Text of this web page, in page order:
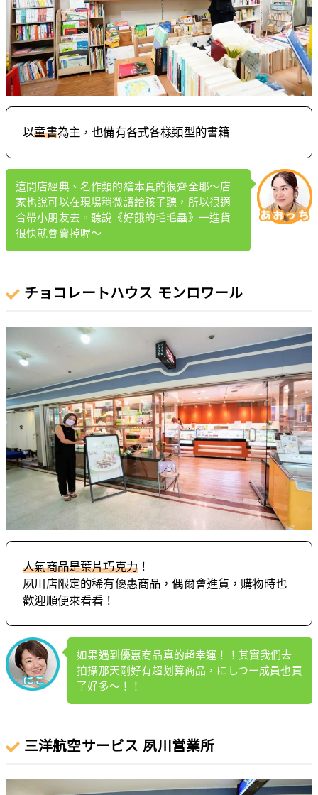
以童書為主，也備有各式各樣類型的書籍
這間店經典、名作類的繪本真的很齊全耶～店
家也說可以在現場稍微讀給孩子聽，所以很適
合帶小朋友去。聽說《好餓的毛毛蟲》一進貨
很快就會賣掉喔～
チョコレートハウス モンロワール
人氣商品是葉片巧克力！
夙川店限定的稀有優惠商品，偶爾會進貨，購物時也
歡迎順便來看看！
如果遇到優惠商品真的超幸運！！其實我們去
拍攝那天剛好有超划算商品，にしつー成員也買
了好多～！！
三洋航空サービス 夙川営業所